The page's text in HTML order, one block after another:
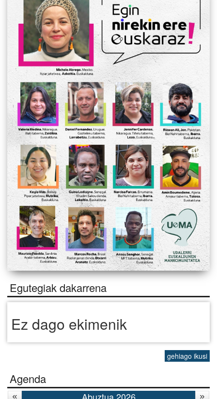
Egutegiak dakarrena
Ez dago ekimenik
gehiago ikusi
Agenda
Abuztua 2026